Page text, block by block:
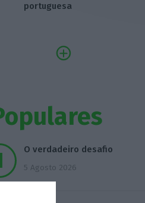
portuguesa
O verdadeiro desafio
5 Agosto 2026